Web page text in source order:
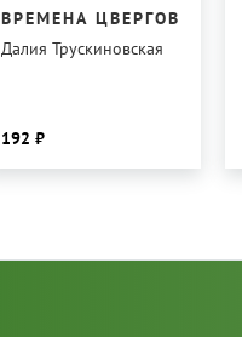
ВРЕМЕНА ЦВЕРГОВ
Далия Трускиновская
192